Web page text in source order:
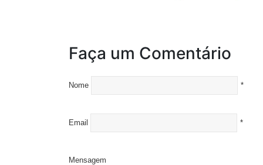
Faça um Comentário
Nome *
Email *
Mensagem